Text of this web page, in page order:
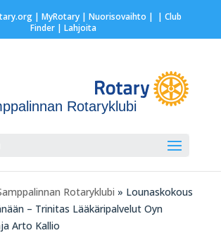
| MyRotary | Nuorisovaihto | | Club
Finder| Lahjoita
Rotaryklubi
Rotaryklubi » Lounaskokous
– Trinitas Lääkäripalvelut Oyn
Arto Kallio